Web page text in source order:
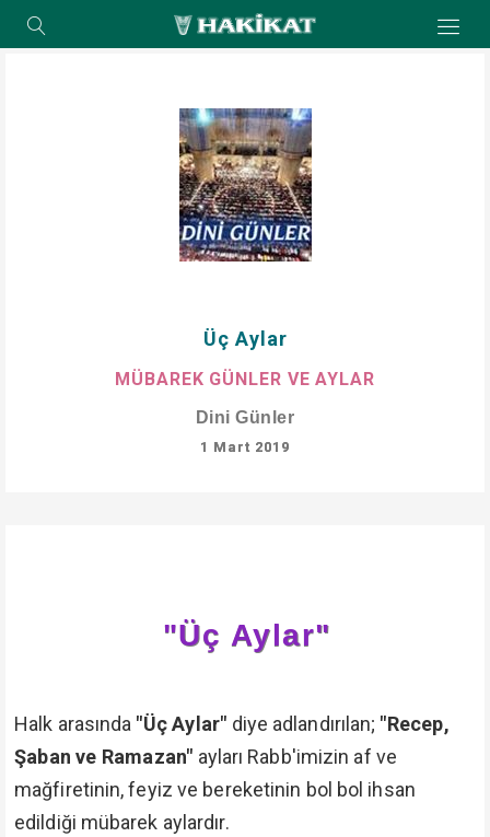
Üç Aylar
MÜBAREK GÜNLER VE AYLAR
Dini Günler
1 Mart 2019
"Üç Aylar"
Halk arasında "Üç Aylar" diye adlandırılan; "Recep,
Şaban ve Ramazan" ayları Rabb'imizin af ve
mağfiretinin, feyiz ve bereketinin bol bol ihsan
edildiği mübarek aylardır.